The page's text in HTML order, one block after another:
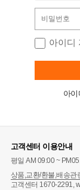
아이디
아이
고객센터 이용안내
평일 AM 09:00 ~
상품,교환/환불,배송관
고객센터 1670-2291,